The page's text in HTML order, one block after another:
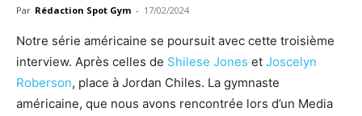
Par Rédaction Spot Gym - 17/02/2024
Notre série américaine se poursuit avec cette troisième
interview. Après celles de Shilese Jones et Joscelyn
Roberson, place à Jordan Chiles. La gymnaste
américaine, que nous avons rencontrée lors d’un Media